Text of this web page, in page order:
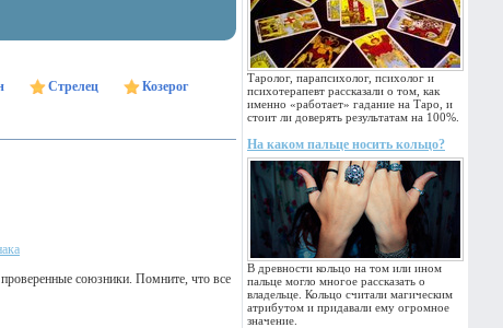
Таролог, парапсихолог, психолог и
психотерапевт рассказали о том, как
именно «работает» гадание на Таро, и
стоит ли доверять результатам на 100%.
На каком пальце носить кольцо?
В древности кольцо на том или ином
пальце могло многое рассказать о
владельце. Кольцо считали магическим
атрибутом и придавали ему огромное
значение.
Стрелец
Козерог
союзники. Помните, что все